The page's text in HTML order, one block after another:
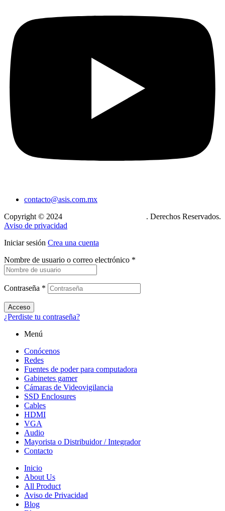
contacto@asis.com.mx
Copyright © 2024
. Derechos Reservados.
Aviso de privacidad
Iniciar sesión Crea una cuenta
Nombre de usuario o correo electrónico *
Contraseña *
Acceso
¿Perdiste tu contraseña?
Menú
Conócenos
Redes
Fuentes de poder para computadora
Gabinetes gamer
Cámaras de Videovigilancia
SSD Enclosures
Cables
HDMI
VGA
Audio
Mayorista o Distribuidor / Integrador
Contacto
Inicio
About Us
All Product
Aviso de Privacidad
Blog